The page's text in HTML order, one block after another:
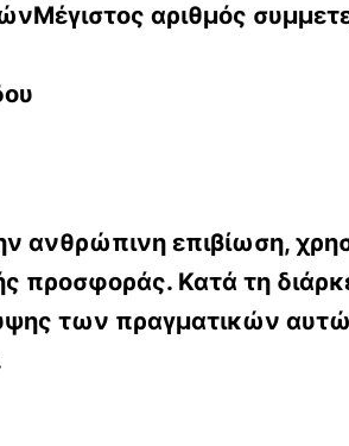
αριθμός
ανθρώπινη επιβίωση,
προσφοράς. Κατά τη
των πραγματικών